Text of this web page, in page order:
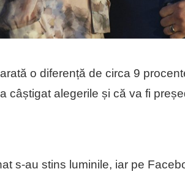
o diferență de circa 9
câștigat alegerile și că va fi
s-au stins luminile, iar pe